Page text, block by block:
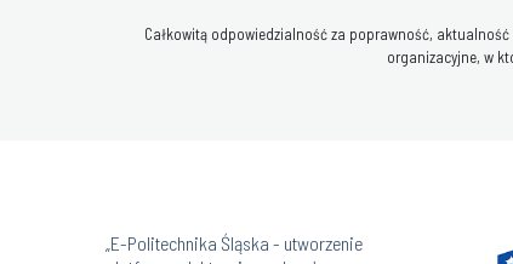
Całkowitą odpowiedzialność za poprawność,
organizacyjne, w
„E-Politechnika Śląska - utworzenie